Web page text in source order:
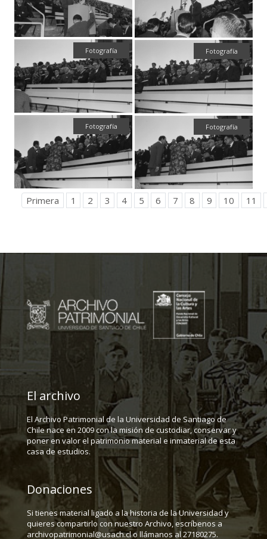
Fotografía Fotografía
Fotografía Fotografía
Primera 1 2 3 4 5 6 7 8 9 10 11
El archivo
El Archivo Patrimonial de la Universidad de Santiago de
Chile nace en 2009 con la misión de custodiar, conservar y
poner en valor el patrimonio material e inmaterial de esta
casa de estudios.
Donaciones
Si tienes material ligado a la historia de la Universidad y
quieres compartirlo con nuestro Archivo, escríbenos a
archivopatrimonial@usach.cl o llámanos al 27180275.